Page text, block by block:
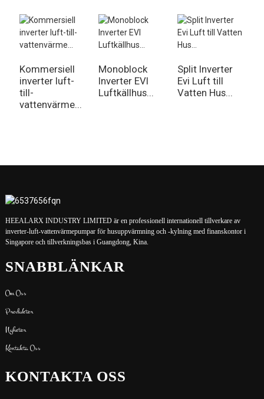
Kommersiell
inverter luft-
till-
vattenvärme...
Monoblock
Inverter EVI
Luftkällhus...
Split Inverter
Evi Luft till
Vatten Hus...
HEEALARX INDUSTRY LIMITED är en professionell internationell tillverkare av
inverter-luft-vattenvärmepumpar för husuppvärmning och -kylning med finanskontor i
Singapore och tillverkningsbas i Guangdong, Kina.
SNABBLÄNKAR
Om Oss
Produkter
Nyheter
Kontakta Oss
KONTAKTA OSS